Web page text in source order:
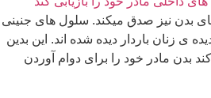
بدن نیز صدق میکند. سلول های جنینی
ی زنان باردار دیده شده اند. این بدین
مادر خود را برای دوام آوردن